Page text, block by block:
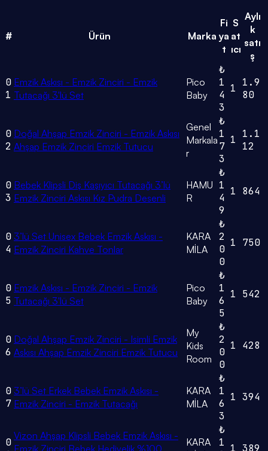
# Ürün Marka
Fi
ya
t
S
at
ıcı
Aylı
k
satı
ş
0
1
Emzik Askısı - Emzik Zinciri - Emzik
Tutacağı 3'lü Set
Pico
Baby
₺
1
4
3
1
1.9
80
0
2
Doğal Ahşap Emzik Zinciri - Emzik Askısı
Ahşap Emzik Zinciri Emzik Tutucu
Genel
Markala
r
₺
1
7
3
1
1.1
12
0
3
Bebek Klipsli Diş Kaşıyıcı Tutacağı 3’lü
Emzik Zinciri Askısı Kız Pudra Desenli
HAMU
R
₺
1
4
9
1 864
0
4
3’lü Set Unisex Bebek Emzik Askısı -
Emzik Zinciri Kahve Tonlar
KARA
MİLA
₺
2
0
0
1 750
0
5
Emzik Askısı - Emzik Zinciri - Emzik
Tutacağı 3'lü Set
Pico
Baby
₺
1
6
5
1 542
0
6
Doğal Ahşap Emzik Zinciri - Isimli Emzik
Askısı Ahşap Emzik Zinciri Emzik Tutucu
My
Kids
Room
₺
2
0
0
1 428
0
7
3’lü Set Erkek Bebek Emzik Askısı -
Emzik Zinciri - Emzik Tutacağı
KARA
MİLA
₺
1
6
3
1 394
0
Vizon Ahşap Klipsli Bebek Emzik Askısı -
KARA
₺
1